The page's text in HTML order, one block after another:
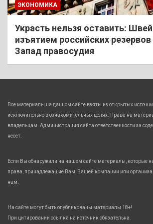
ЭКОНОМИКА
Украсть нельзя оставить:
изъятием российских
Запад правосудия
Все материалы на данном сайте взяты из открытых
исключительно в ознакомительных целях. Права на
владельцам. Администрация сайта ответственности за
несет.
Если Вы обнаружили на нашем сайте материалы, которые
права, принадлежащие Вам, Вашей компании или
нам.
На сайте могут быть опубликованы материалы 18+!
При цитировании ссылка на источник обязательна.